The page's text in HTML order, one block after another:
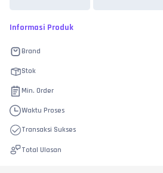
Informasi Produk
Brand
Stok
Min. Order
Waktu Proses
Transaksi Sukses
Total Ulasan